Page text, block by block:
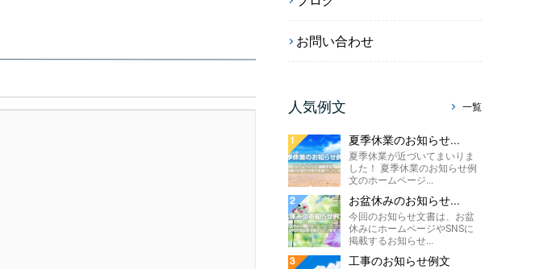
お問い合わせ
人気例文 一覧
夏季休業のお知らせ...
夏季休業が近づいてまいりま
した！ 夏季休業のお知らせ例
文のホームページ...
お盆休みのお知らせ...
今回のお知らせ文書は、お盆
休みにホームページやSNSに
掲載するお知らせ...
工事のお知らせ例文